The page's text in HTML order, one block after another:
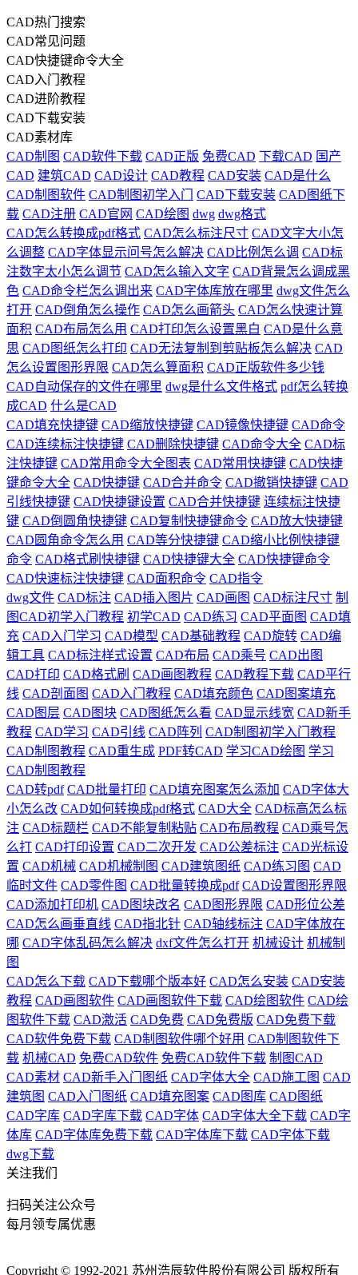
CAD热门搜索
CAD常见问题
CAD快捷键命令大全
CAD入门教程
CAD进阶教程
CAD下载安装
CAD素材库
CAD制图 CAD软件下载 CAD正版 免费CAD 下载CAD 国产
CAD 建筑CAD CAD设计 CAD教程 CAD安装 CAD是什么
CAD制图软件 CAD制图初学入门 CAD下载安装 CAD图纸下
载 CAD注册 CAD官网 CAD绘图 dwg dwg格式
CAD怎么转换成pdf格式 CAD怎么标注尺寸 CAD文字大小怎
么调整 CAD字体显示问号怎么解决 CAD比例怎么调 CAD标
注数字太小怎么调节 CAD怎么输入文字 CAD背景怎么调成黑
色 CAD命令栏怎么调出来 CAD字体库放在哪里 dwg文件怎么
打开 CAD倒角怎么操作 CAD怎么画箭头 CAD怎么快速计算
面积 CAD布局怎么用 CAD打印怎么设置黑白 CAD是什么意
思 CAD图纸怎么打印 CAD无法复制到剪贴板怎么解决 CAD
怎么设置图形界限 CAD怎么算面积 CAD正版软件多少钱
CAD自动保存的文件在哪里 dwg是什么文件格式 pdf怎么转换
成CAD 什么是CAD
CAD填充快捷键 CAD缩放快捷键 CAD镜像快捷键 CAD命令
CAD连续标注快捷键 CAD删除快捷键 CAD命令大全 CAD标
注快捷键 CAD常用命令大全图表 CAD常用快捷键 CAD快捷
键命令大全 CAD快捷键 CAD合并命令 CAD撤销快捷键 CAD
引线快捷键 CAD快捷键设置 CAD合并快捷键 连续标注快捷
键 CAD倒圆角快捷键 CAD复制快捷键命令 CAD放大快捷键
CAD圆角命令怎么用 CAD等分快捷键 CAD缩小比例快捷键
命令 CAD格式刷快捷键 CAD快捷键大全 CAD快捷键命令
CAD快速标注快捷键 CAD面积命令 CAD指令
dwg文件 CAD标注 CAD插入图片 CAD画图 CAD标注尺寸 制
图CAD初学入门教程 初学CAD CAD练习 CAD平面图 CAD填
充 CAD入门学习 CAD模型 CAD基础教程 CAD旋转 CAD编
辑工具 CAD标注样式设置 CAD布局 CAD乘号 CAD出图
CAD打印 CAD格式刷 CAD画图教程 CAD教程下载 CAD平行
线 CAD剖面图 CAD入门教程 CAD填充颜色 CAD图案填充
CAD图层 CAD图块 CAD图纸怎么看 CAD显示线宽 CAD新手
教程 CAD学习 CAD引线 CAD阵列 CAD制图初学入门教程
CAD制图教程 CAD重生成 PDF转CAD 学习CAD绘图 学习
CAD制图教程
CAD转pdf CAD批量打印 CAD填充图案怎么添加 CAD字体大
小怎么改 CAD如何转换成pdf格式 CAD大全 CAD标高怎么标
注 CAD标题栏 CAD不能复制粘贴 CAD布局教程 CAD乘号怎
么打 CAD打印设置 CAD二次开发 CAD公差标注 CAD光标设
置 CAD机械 CAD机械制图 CAD建筑图纸 CAD练习图 CAD
临时文件 CAD零件图 CAD批量转换成pdf CAD设置图形界限
CAD添加打印机 CAD图块改名 CAD图形界限 CAD形位公差
CAD怎么画垂直线 CAD指北针 CAD轴线标注 CAD字体放在
哪 CAD字体乱码怎么解决 dxf文件怎么打开 机械设计 机械制
图
CAD怎么下载 CAD下载哪个版本好 CAD怎么安装 CAD安装
教程 CAD画图软件 CAD画图软件下载 CAD绘图软件 CAD绘
图软件下载 CAD激活 CAD免费 CAD免费版 CAD免费下载
CAD软件免费下载 CAD制图软件哪个好用 CAD制图软件下
载 机械CAD 免费CAD软件 免费CAD软件下载 制图CAD
CAD素材 CAD新手入门图纸 CAD字体大全 CAD施工图 CAD
建筑图 CAD入门图纸 CAD填充图案 CAD图库 CAD图纸
CAD字库 CAD字库下载 CAD字体 CAD字体大全下载 CAD字
体库 CAD字体库免费下载 CAD字体库下载 CAD字体下载
dwg下载
关注我们
扫码关注公众号
每月领专属优惠
Copyright © 1992-2021 苏州浩辰软件股份有限公司 版权所有